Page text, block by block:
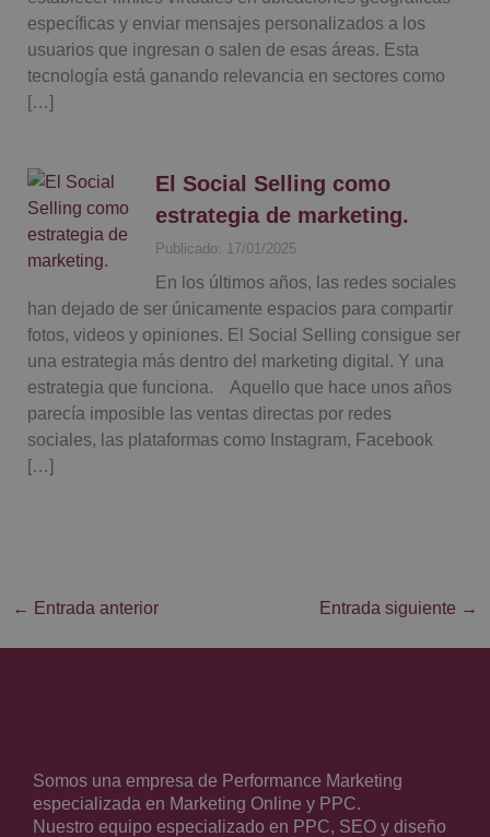
específicas y enviar mensajes personalizados a los
usuarios que ingresan o salen de esas áreas. Esta
tecnología está ganando relevancia en sectores como
[…]
El Social Selling como
estrategia de marketing.
Publicado: 17/01/2025
En los últimos años, las redes sociales
han dejado de ser únicamente espacios para compartir
fotos, videos y opiniones. El Social Selling consigue ser
una estrategia más dentro del marketing digital. Y una
estrategia que funciona. Aquello que hace unos años
parecía imposible las ventas directas por redes
sociales, las plataformas como Instagram, Facebook
[…]
← Entrada anterior Entrada siguiente →
Somos una empresa de Performance Marketing
especializada en Marketing Online y PPC.
Nuestro equipo especializado en PPC, SEO y diseño